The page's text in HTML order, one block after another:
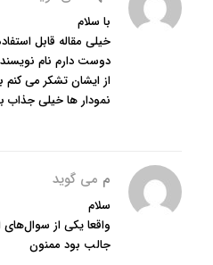
با سلام
خیلی مقاله قابل
دوست دارم نام
از ایشان تشکر می کنم
نمودار ها خیلی جذاب
م می گوید
سلام
واقعا یکی از
جالب بود ممنون